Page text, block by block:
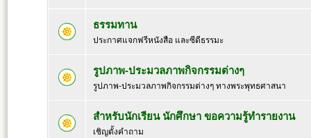
ธรรมทาน
ประกาศแจกฟรีหนังสือ และซีดีธรรมะ
รูปภาพ-ประมวลภาพกิจกรรมต่างๆ
รูปภาพ-ประมวลภาพกิจกรรมต่างๆ ทางพระพุทธศาสนา
สำหรับนักเรียน นักศึกษา ขอความรู้ทำรายงาน
เชิญตั้งคำถาม